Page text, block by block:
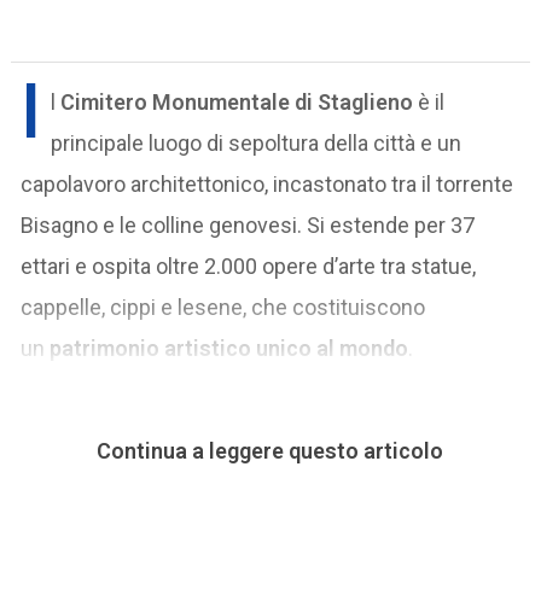
I l Cimitero Monumentale di Staglieno è il
principale luogo di sepoltura della città e un
capolavoro architettonico, incastonato tra il torrente
Bisagno e le colline genovesi. Si estende per 37
ettari e ospita oltre 2.000 opere d’arte tra statue,
cappelle, cippi e lesene, che costituiscono
un patrimonio artistico unico al mondo
Continua a leggere questo articolo